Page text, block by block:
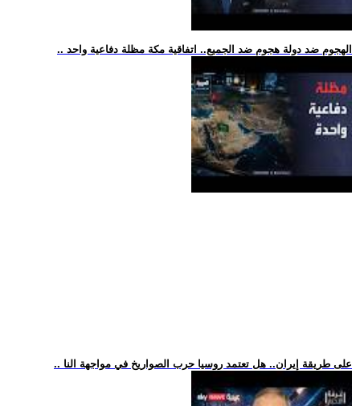
.. الهجوم ضد دولة هجوم ضد الجميع.. اتفاقية مكة مظلة دفاعية واحد
.. على طريقة إيران.. هل تعتمد روسيا حرب الصواريخ في مواجهة النا